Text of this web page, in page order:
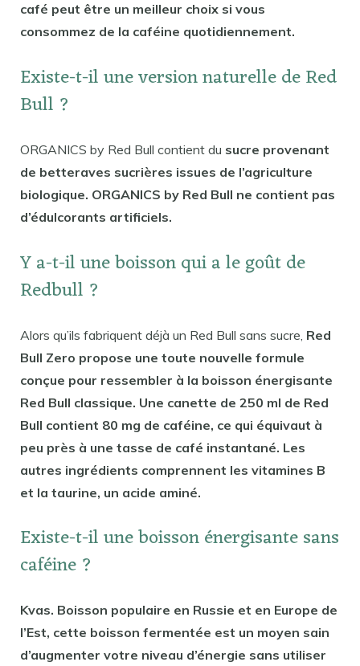
café peut être un meilleur choix si vous
consommez de la caféine quotidiennement.
Existe-t-il une version naturelle de Red
Bull ?
ORGANICS by Red Bull contient du sucre provenant
de betteraves sucrières issues de l’agriculture
biologique. ORGANICS by Red Bull ne contient pas
d’édulcorants artificiels.
Y a-t-il une boisson qui a le goût de
Redbull ?
Alors qu’ils fabriquent déjà un Red Bull sans sucre, Red
Bull Zero propose une toute nouvelle formule
conçue pour ressembler à la boisson énergisante
Red Bull classique. Une canette de 250 ml de Red
Bull contient 80 mg de caféine, ce qui équivaut à
peu près à une tasse de café instantané. Les
autres ingrédients comprennent les vitamines B
et la taurine, un acide aminé.
Existe-t-il une boisson énergisante sans
caféine ?
Kvas. Boisson populaire en Russie et en Europe de
l’Est, cette boisson fermentée est un moyen sain
d’augmenter votre niveau d’énergie sans utiliser